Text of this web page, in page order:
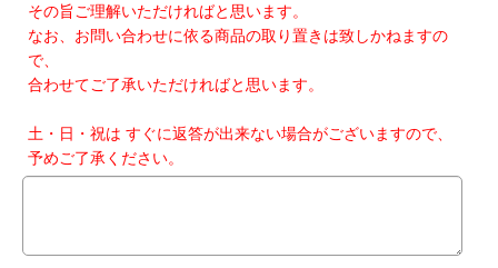
その旨ご理解いただければと思います。
なお、お問い合わせに依る商品の取り置きは致しかねますの
で、
合わせてご了承いただければと思います。
土・日・祝は すぐに返答が出来ない場合がございますので、
予めご了承ください。